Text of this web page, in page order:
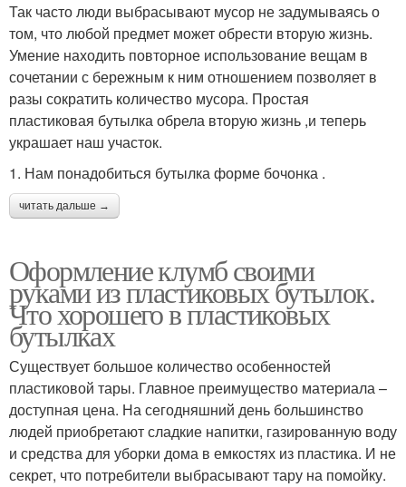
Так часто люди выбрасывают мусор не задумываясь о
том, что любой предмет может обрести вторую жизнь.
Умение находить повторное использование вещам в
сочетании с бережным к ним отношением позволяет в
разы сократить количество мусора. Простая
пластиковая бутылка обрела вторую жизнь ,и теперь
украшает наш участок.
1. Нам понадобиться бутылка форме бочонка .
читать дальше →
Оформление клумб своими
руками из пластиковых бутылок.
Что хорошего в пластиковых
бутылках
Существует большое количество особенностей
пластиковой тары. Главное преимущество материала –
доступная цена. На сегодняшний день большинство
людей приобретают сладкие напитки, газированную воду
и средства для уборки дома в емкостях из пластика. И не
секрет, что потребители выбрасывают тару на помойку.